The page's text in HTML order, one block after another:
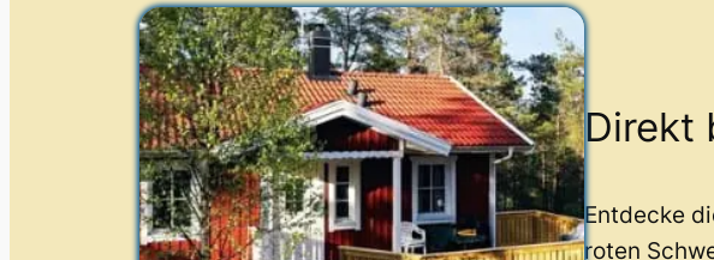
Direkt
Entdecke
roten